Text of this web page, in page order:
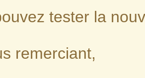
tester la
remerciant,